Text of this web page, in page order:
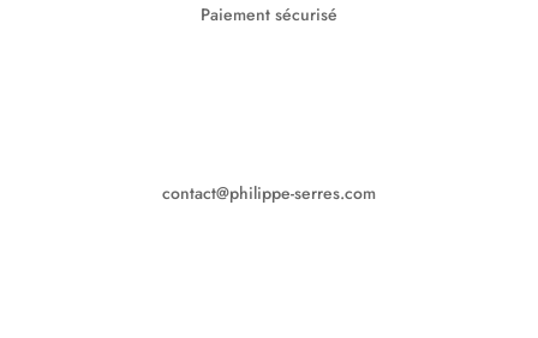
Paiement sécurisé
contact@philippe-serres.com